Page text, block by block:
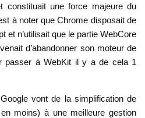
constituait une force majeure du
à noter que Chrome disposait de
et n’utilisait que le partie WebCore
d’abandonner son moteur de
passer à WebKit il y a de cela 1
vont de la simplification de
moins) à une meilleure gestion